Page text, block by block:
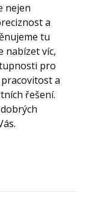
nejen
a
tu
nabízet víc,
pro
a
řešení.